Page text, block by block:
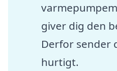
giver dig den
Derfor sender
hurtigt.